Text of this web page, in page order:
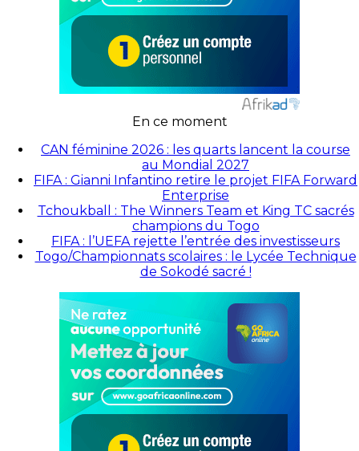
En ce moment
CAN féminine 2026 : les quarts lancent la course
au Mondial 2027
FIFA : Gianni Infantino retire le projet FIFA Forward
Enterprise
Tchoukball : The Winners Team et King TC sacrés
champions du Togo
FIFA : l’UEFA rejette l’entrée des investisseurs
Togo/Championnats scolaires : le Lycée Technique
de Sokodé sacré !